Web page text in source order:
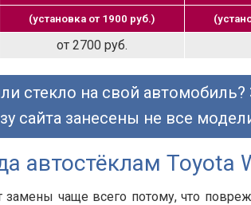
(установка от 1900 руб.)
от 2700 руб.
стекло на свой автомобиль?
сайта занесены не все
автостёклам Toyota
замены чаще всего потому, что